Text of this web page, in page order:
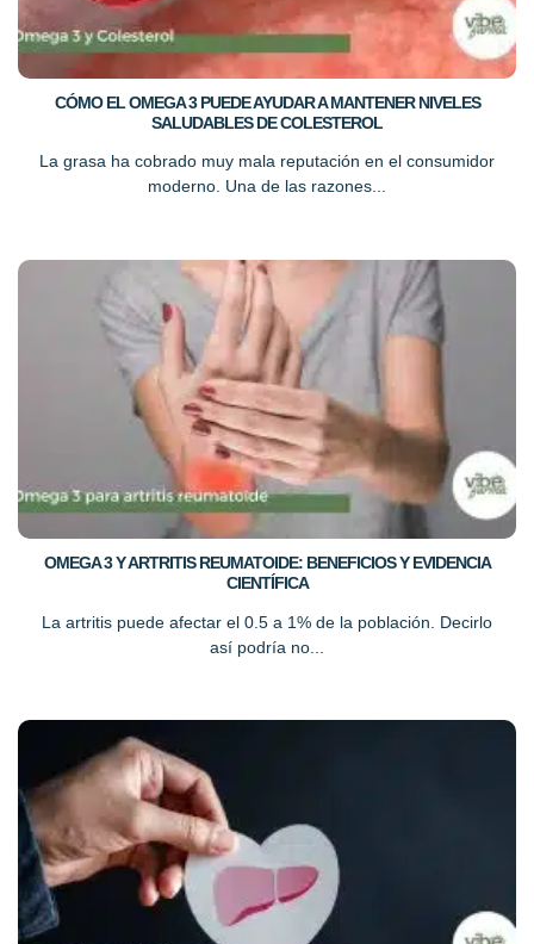
CÓMO EL OMEGA 3 PUEDE AYUDAR A MANTENER NIVELES
SALUDABLES DE COLESTEROL
La grasa ha cobrado muy mala reputación en el consumidor
moderno. Una de las razones...
OMEGA 3 Y ARTRITIS REUMATOIDE: BENEFICIOS Y EVIDENCIA
CIENTÍFICA
La artritis puede afectar el 0.5 a 1% de la población. Decirlo
así podría no...